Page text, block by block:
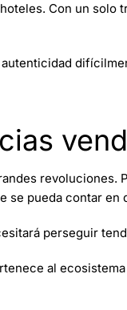
Con un solo
revoluciones.
se pueda contar
perseguir
al